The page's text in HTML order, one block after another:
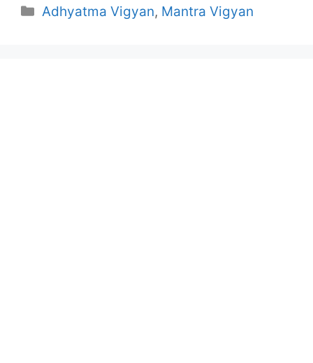
Categories
Adhyatma Vigyan, Mantra Vigyan